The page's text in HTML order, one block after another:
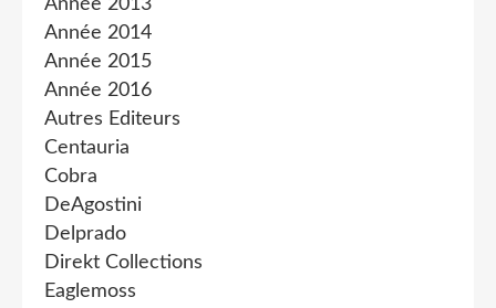
Année 2013
Année 2014
Année 2015
Année 2016
Autres Editeurs
Centauria
Cobra
DeAgostini
Delprado
Direkt Collections
Eaglemoss